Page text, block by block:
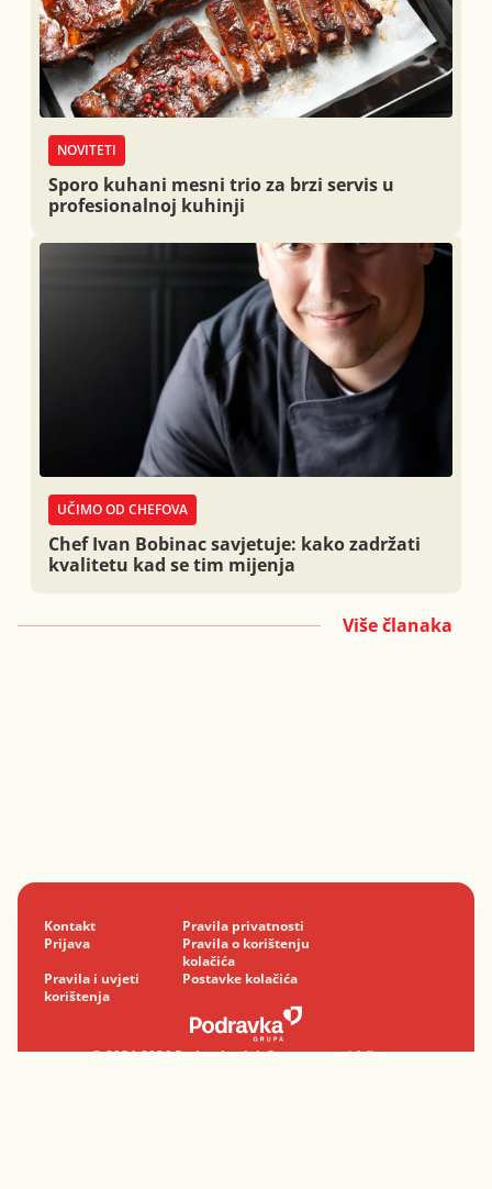
NOVITETI
Sporo kuhani mesni trio za brzi servis u
profesionalnoj kuhinji
UČIMO OD CHEFOVA
Chef Ivan Bobinac savjetuje: kako zadržati
kvalitetu kad se tim mijenja
Više članaka
Kontakt
Pravila privatnosti
Prijava
Pravila o korištenju
kolačića
Pravila i uvjeti
korištenja
Postavke kolačića
© 2024-2026 Podravka d.d. Sva prava pridržana.